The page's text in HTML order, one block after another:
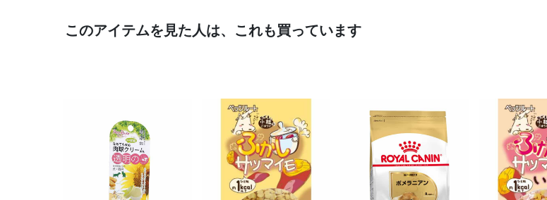
このアイテムを見た人は、これも買っています